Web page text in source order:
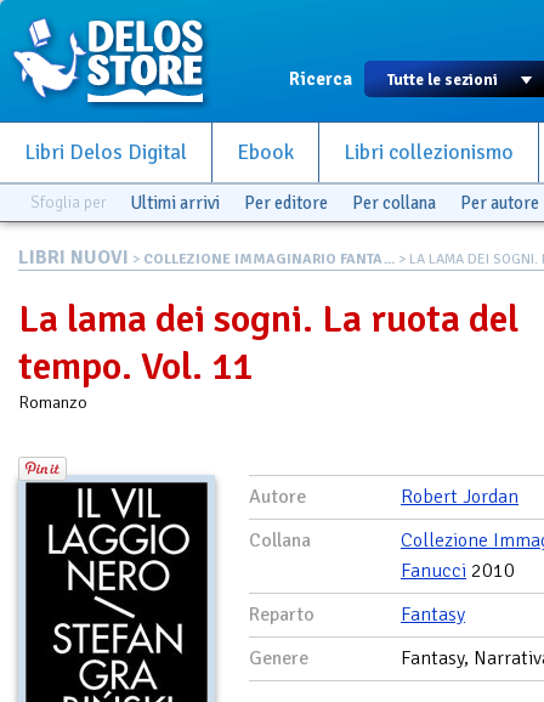
Ricerca
Libri Delos Digital Ebook Libri collezionismo
Sfoglia per Ultimi arrivi Per editore Per collana Per autore
LIBRI NUOVI > COLLEZIONE IMMAGINARIO FANTA... > LA LAMA DEI SOGNI.
La lama dei sogni. La ruota del
tempo. Vol. 11
Romanzo
Autore
Robert Jordan
Collana
Collezione
Fanucci 2010
Reparto
Fantasy
Genere
Fantasy,